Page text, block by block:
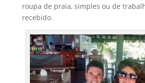
roupa de praia, simples ou de
recebido.